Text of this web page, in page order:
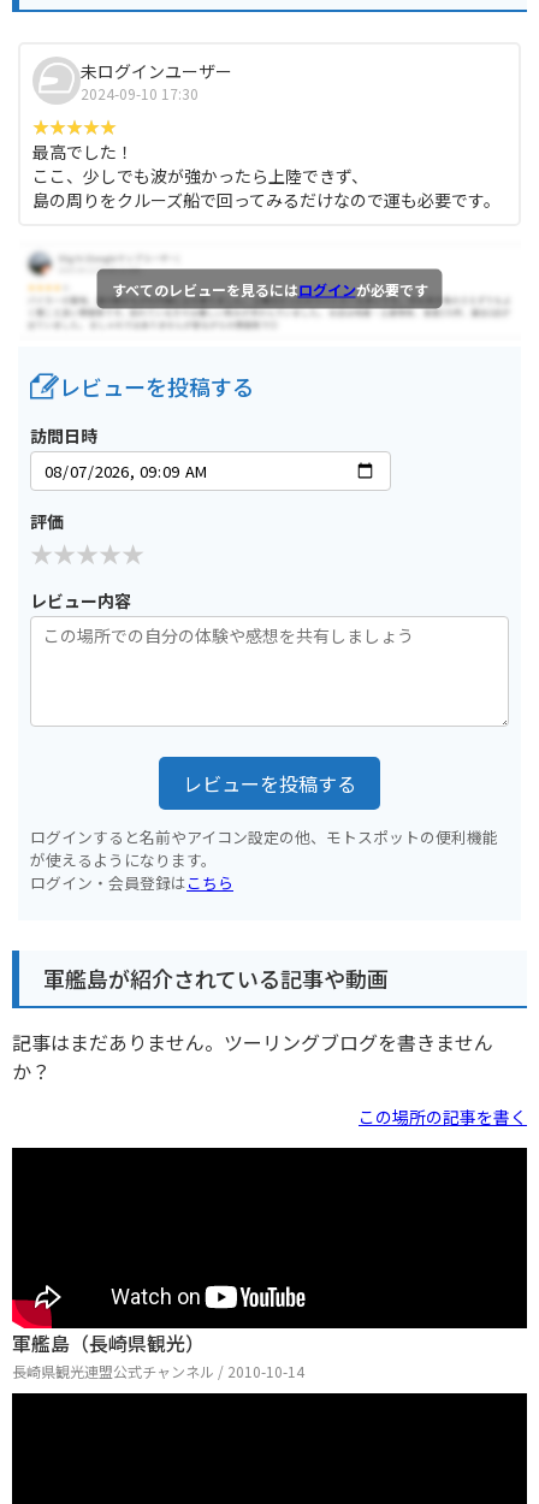
未ログインユーザー
2024-09-10 17:30
最高でした！
ここ、少しでも波が強かったら上陸できず、
島の周りをクルーズ船で回ってみるだけなので運も必要です。
すべてのレビューを見るにはログインが必要です
レビューを投稿する
訪問日時
評価
レビュー内容
レビューを投稿する
ログインすると名前やアイコン設定の他、モトスポットの便利機能
が使えるようになります。
ログイン・会員登録はこちら
軍艦島が紹介されている記事や動画
記事はまだありません。ツーリングブログを書きません
か？
この場所の記事を書く
軍艦島（長崎県観光）
長崎県観光連盟公式チャンネル / 2010-10-14